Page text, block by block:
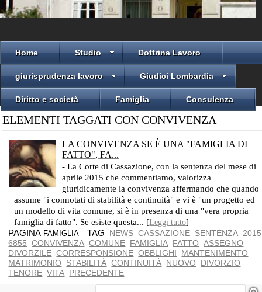
Home Studio Dottrina Lavoro
giurisprudenza lavoro Giudici Lombardia
Diritto e società Famiglia Consulenza
ELEMENTI TAGGATI CON CONVIVENZA
LA CONVIVENZA SE È UNA "FAMIGLIA DI
FATTO", FA...
- La Corte di Cassazione, con la sentenza del mese di
aprile 2015 che commentiamo, valorizza
giuridicamente la convivenza affermando che quando
assume "i connotati di stabilità e continuità" e vi è "un progetto ed
un modello di vita comune, si è in presenza di una "vera propria
famiglia di fatto". Se esiste questa... [Leggi tutto]
PAGINA FAMIGLIA TAG NEWS CASSAZIONE SENTENZA 2015
6855 CONVIVENZA COMUNE FAMIGLIA FATTO ASSEGNO
DIVORZILE CORRESPONSIONE OBBLIGHI
MANTENIMENTO
MATRIMONIO
STABILITÀ CONTINUITÀ NUOVO
DIVORZIO
TENORE VITA PRECEDENTE